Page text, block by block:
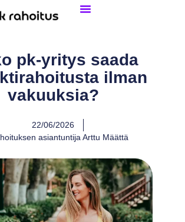
pk-yritys saada
ilman
vakuuksia?
22/06/2026
asiantuntijaArttu Määttä